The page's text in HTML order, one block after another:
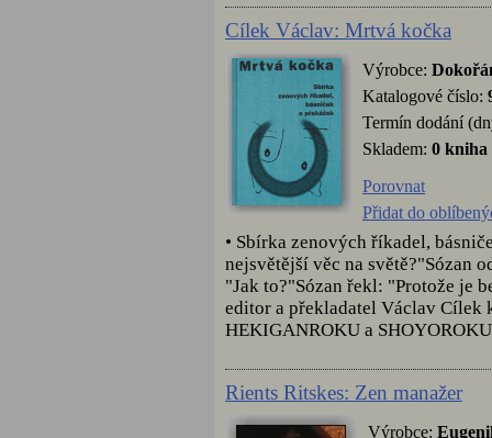
Cílek Václav: Mrtvá kočka
Výrobce:
Katalogové číslo:
Termín dodání
Skladem: 0 kniha
Porovnat
Přidat do
• Sbírka zenových říkadel,
nejsvětější věc na světě?"Sózan
"Jak to?"Sózan řekl: "Protože je
editor a překladatel Václav
HEKIGANROKU a
Rients Ritskes: Zen manažer
Výrobce: